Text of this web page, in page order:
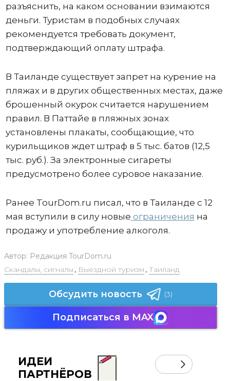
разъяснить, на каком основании взимаются
деньги. Туристам в подобных случаях
рекомендуется требовать документ,
подтверждающий оплату штрафа.
В Таиланде существует запрет на курение на
пляжах и в других общественных местах, даже
брошенный окурок считается нарушением
правил. В Паттайе в пляжных зонах
установлены плакаты, сообщающие, что
курильщиков ждет штраф в 5 тыс. батов (12,5
тыс. руб.). За электронные сигареты
предусмотрено более суровое наказание.
Ранее TourDom.ru писал, что в Таиланде с 12
мая вступили в силу новые ограничения на
продажу и употребление алкоголя.
Автор: Редакция TourDom.ru
Скандалы, сигналы , Выездной туризм , Таиланд
Обсудить новость (3)
Подписаться в MAX
ИДЕИ
ПАРТНЁРОВ